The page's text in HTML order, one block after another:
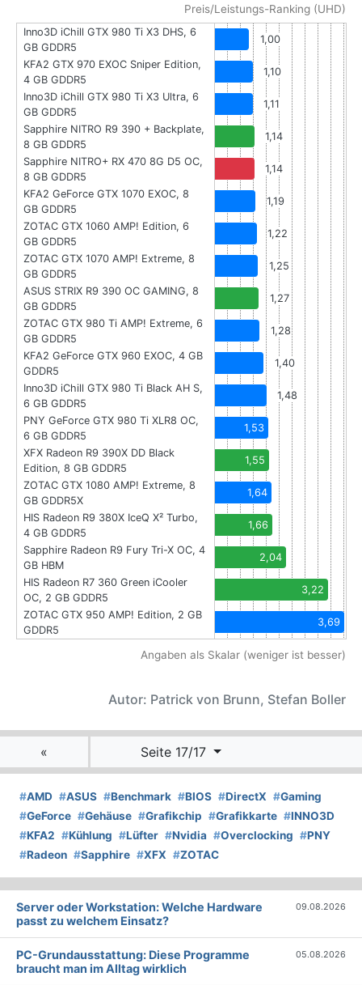
Preis/Leistungs-Ranking (UHD)
Inno3D iChill GTX 980 Ti X3 DHS, 6
GB GDDR5
1,00
KFA2 GTX 970 EXOC Sniper Edition,
4 GB GDDR5
1,10
Inno3D iChill GTX 980 Ti X3 Ultra, 6
GB GDDR5
1,11
Sapphire NITRO R9 390 + Backplate,
8 GB GDDR5
1,14
Sapphire NITRO+ RX 470 8G D5 OC,
8 GB GDDR5
1,14
KFA2 GeForce GTX 1070 EXOC, 8
GB GDDR5
1,19
ZOTAC GTX 1060 AMP! Edition, 6
GB GDDR5
1,22
ZOTAC GTX 1070 AMP! Extreme, 8
GB GDDR5
1,25
ASUS STRIX R9 390 OC GAMING, 8
GB GDDR5
1,27
ZOTAC GTX 980 Ti AMP! Extreme, 6
GB GDDR5
1,28
KFA2 GeForce GTX 960 EXOC, 4 GB
GDDR5
1,40
Inno3D iChill GTX 980 Ti Black AH S,
6 GB GDDR5
1,48
PNY GeForce GTX 980 Ti XLR8 OC,
6 GB GDDR5
1,53
XFX Radeon R9 390X DD Black
Edition, 8 GB GDDR5
1,55
ZOTAC GTX 1080 AMP! Extreme, 8
GB GDDR5X
1,64
HIS Radeon R9 380X IceQ X² Turbo,
4 GB GDDR5
1,66
Sapphire Radeon R9 Fury Tri-X OC, 4
GB HBM
2,04
HIS Radeon R7 360 Green iCooler
OC, 2 GB GDDR5
3,22
ZOTAC GTX 950 AMP! Edition, 2 GB
GDDR5
3,69
Angaben als Skalar (weniger ist besser)
Autor: Patrick von Brunn, Stefan Boller
« Seite 17/17
#AMD #ASUS #Benchmark #BIOS #DirectX #Gaming
#GeForce #Gehäuse #Grafikchip #Grafikkarte #INNO3D
#KFA2 #Kühlung #Lüfter #Nvidia #Overclocking #PNY
#Radeon #Sapphire #XFX #ZOTAC
Server oder Workstation: Welche Hardware
passt zu welchem Einsatz?
09.08.2026
PC-Grundausstattung: Diese Programme
braucht man im Alltag wirklich
05.08.2026